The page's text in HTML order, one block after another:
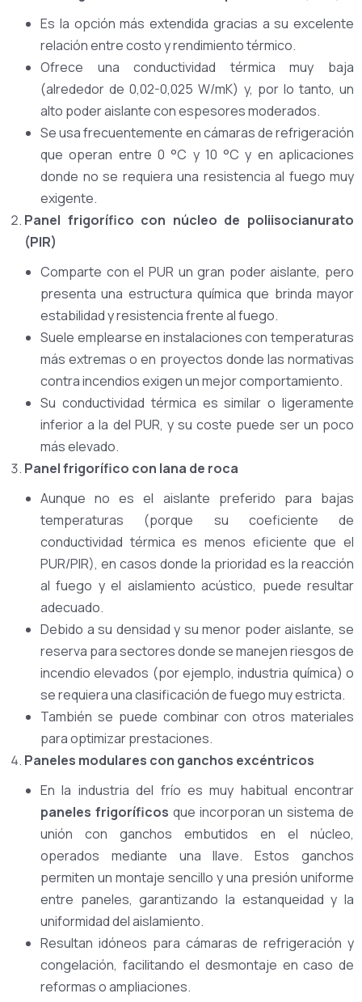
Es la opción más extendida gracias a su excelente
relación entre costo y rendimiento térmico.
Ofrece una conductividad térmica muy baja
(alrededor de 0,02-0,025 W/mK) y, por lo tanto, un
alto poder aislante con espesores moderados.
Se usa frecuentemente en cámaras de refrigeración
que operan entre 0 °C y 10 °C y en aplicaciones
donde no se requiera una resistencia al fuego muy
exigente.
Panel frigorífico con núcleo de poliisocianurato
(PIR)
Comparte con el PUR un gran poder aislante, pero
presenta una estructura química que brinda mayor
estabilidad y resistencia frente al fuego.
Suele emplearse en instalaciones con temperaturas
más extremas o en proyectos donde las normativas
contra incendios exigen un mejor comportamiento.
Su conductividad térmica es similar o ligeramente
inferior a la del PUR, y su coste puede ser un poco
más elevado.
Panel frigorífico con lana de roca
Aunque no es el aislante preferido para bajas
temperaturas (porque su coeficiente de
conductividad térmica es menos eficiente que el
PUR/PIR), en casos donde la prioridad es la reacción
al fuego y el aislamiento acústico, puede resultar
adecuado.
Debido a su densidad y su menor poder aislante, se
reserva para sectores donde se manejen riesgos de
incendio elevados (por ejemplo, industria química) o
se requiera una clasificación de fuego muy estricta.
También se puede combinar con otros materiales
para optimizar prestaciones.
Paneles modulares con ganchos excéntricos
En la industria del frío es muy habitual encontrar
paneles frigoríficos que incorporan un sistema de
unión con ganchos embutidos en el núcleo,
operados mediante una llave. Estos ganchos
permiten un montaje sencillo y una presión uniforme
entre paneles, garantizando la estanqueidad y la
uniformidad del aislamiento.
Resultan idóneos para cámaras de refrigeración y
congelación, facilitando el desmontaje en caso de
reformas o ampliaciones.